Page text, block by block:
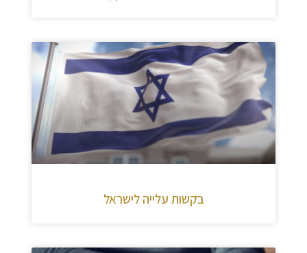
בקשות עלייה לישראל